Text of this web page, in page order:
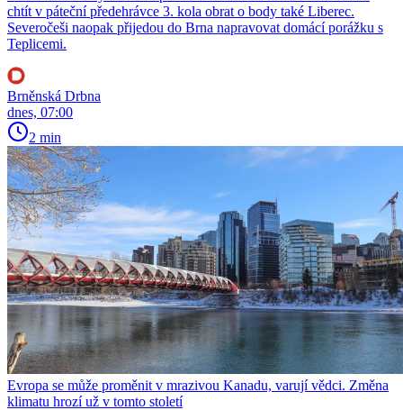
chtít v páteční předehrávce 3. kola obrat o body také Liberec.
Severočeši naopak přijedou do Brna napravovat domácí porážku s
Teplicemi.
Brněnská Drbna
dnes, 07:00
2 min
Evropa se může proměnit v mrazivou Kanadu, varují vědci. Změna
klimatu hrozí už v tomto století